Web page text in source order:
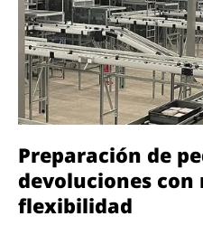
Preparación de
devoluciones con
flexibilidad